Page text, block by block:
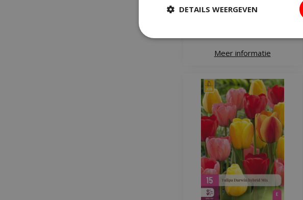
Meer informatie
DETAILS WEERGEVEN